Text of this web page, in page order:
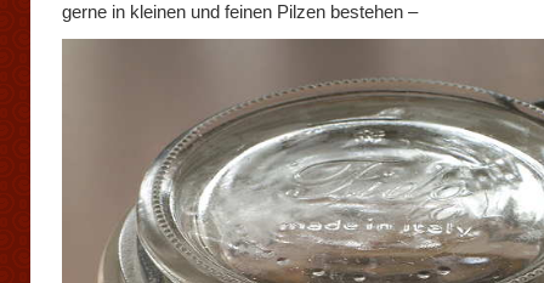
gerne in kleinen und feinen Pilzen bestehen –